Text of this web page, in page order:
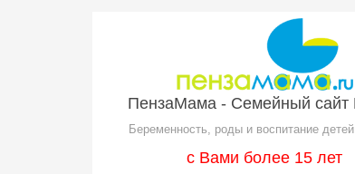
ПензаМама - Семейный сайт
Беременность, роды и воспитание
с Вами более 15 лет